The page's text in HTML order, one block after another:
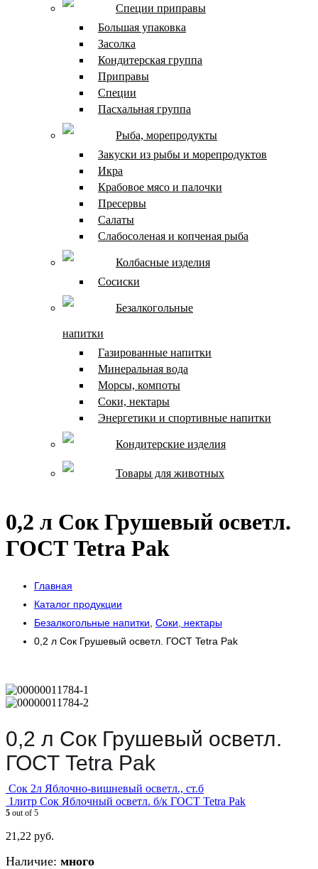
Специи приправы
Большая упаковка
Засолка
Кондитерская группа
Приправы
Специи
Пасхальная группа
Рыба, морепродукты
Закуски из рыбы и морепродуктов
Икра
Крабовое мясо и палочки
Пресервы
Салаты
Слабосоленая и копченая рыба
Колбасные изделия
Сосиски
Безалкогольные
напитки
Газированные напитки
Минеральная вода
Морсы, компоты
Соки, нектары
Энергетики и спортивные напитки
Кондитерские изделия
Товары для животных
0,2 л Сок Грушевый осветл.
ГОСТ Tetra Pak
Главная
Каталог продукции
Безалкогольные напитки Соки, нектары
0,2 л Сок Грушевый осветл. ГОСТ Tetra Pak
0,2 л Сок Грушевый осветл.
ГОСТ Tetra Pak
Сок 2л Яблочно-вишневый осветл., ст.б
1литр Сок Яблочный осветл. б/к ГОСТ Tetra Pak
5 out of 5
21,22 руб.
Наличие: много